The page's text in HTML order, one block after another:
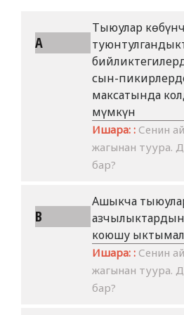
A
Тыюулар
сын-
максатында
мүмкүн
Ишара: : Сенин
жагынан туура.
бар?
B
Ашыкча
азчылыктардын
коюшу
Ишара: : Сенин
жагынан туура.
бар?